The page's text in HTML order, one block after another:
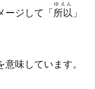
ージして「所以
ゆえん
」
意味しています。